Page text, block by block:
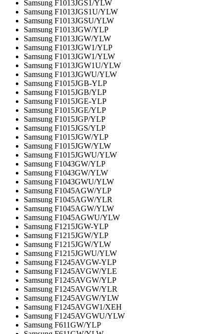
Samsung F1013JGS1/YLW
Samsung F1013JGS1U/YLW
Samsung F1013JGSU/YLW
Samsung F1013JGW/YLP
Samsung F1013JGW/YLW
Samsung F1013JGW1/YLP
Samsung F1013JGW1/YLW
Samsung F1013JGW1U/YLW
Samsung F1013JGWU/YLW
Samsung F1015JGB-YLP
Samsung F1015JGB/YLP
Samsung F1015JGE-YLP
Samsung F1015JGE/YLP
Samsung F1015JGP/YLP
Samsung F1015JGS/YLP
Samsung F1015JGW/YLP
Samsung F1015JGW/YLW
Samsung F1015JGWU/YLW
Samsung F1043GW/YLP
Samsung F1043GW/YLW
Samsung F1043GWU/YLW
Samsung F1045AGW/YLP
Samsung F1045AGW/YLR
Samsung F1045AGW/YLW
Samsung F1045AGWU/YLW
Samsung F1215JGW-YLP
Samsung F1215JGW/YLP
Samsung F1215JGW/YLW
Samsung F1215JGWU/YLW
Samsung F1245AVGW-YLP
Samsung F1245AVGW/YLE
Samsung F1245AVGW/YLP
Samsung F1245AVGW/YLR
Samsung F1245AVGW/YLW
Samsung F1245AVGW1/XEH
Samsung F1245AVGWU/YLW
Samsung F611GW/YLP